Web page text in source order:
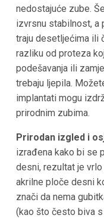
nedostajuće zube.
izvrsnu stabilnost, a
traju desetljećima ili
razliku od proteza
podešavanja ili
trebaju ljepila.
implantati mogu
prirodnim zubima.
Prirodan izgled i
izrađena kako bi se
desni, rezultat je
akrilne ploče desni
znači da nema
(kao što često biva